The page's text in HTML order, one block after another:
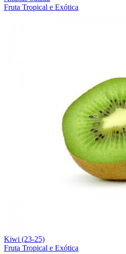
Fruta Tropical e Exótica
Kiwi (23-25)
Fruta Tropical e Exótica